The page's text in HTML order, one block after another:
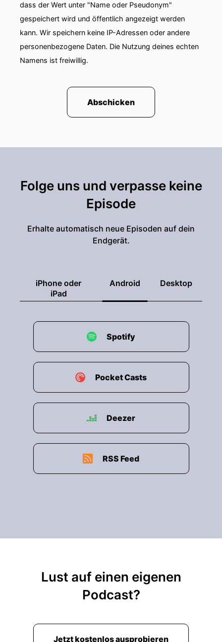
dass der Wert unter "Name oder Pseudonym"
gespeichert wird und öffentlich angezeigt werden
kann. Wir speichern keine IP-Adressen oder andere
personenbezogene Daten. Die Nutzung deines echten
Namens ist freiwillig.
Abschicken
Folge uns und verpasse keine
Episode
Erhalte automatisch neue Episoden auf dein
Endgerät.
iPhone oder
iPad
Android Desktop
Spotify
Pocket Casts
Deezer
RSS Feed
Lust auf einen eigenen
Podcast?
Jetzt kostenlos ausprobieren